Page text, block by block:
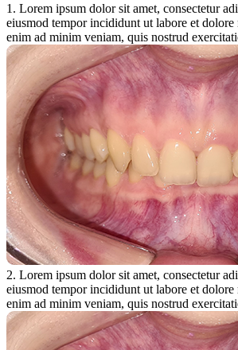
1. Lorem ipsum dolor sit amet, consectetur
eiusmod tempor incididunt ut labore et
enim ad minim veniam, quis nostrud
2. Lorem ipsum dolor sit amet, consectetur
eiusmod tempor incididunt ut labore et
enim ad minim veniam, quis nostrud